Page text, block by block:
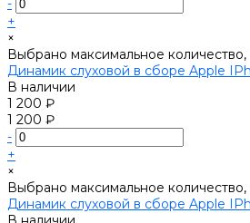
+
×
Выбрано максимальное количество,
Динамик слуховой в сборе Apple
В наличии
1 200 ₽
1 200 ₽
-
+
×
Выбрано максимальное количество,
Динамик слуховой в сборе Apple